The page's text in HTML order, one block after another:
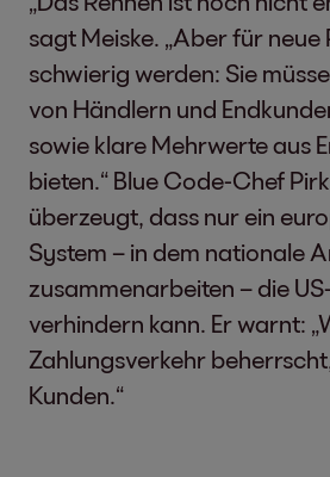
sagt Meiske. „Aber für
schwierig werden: Sie
von Händlern und
sowie klare Mehrwerte aus
bieten.“ Blue Code-Chef
überzeugt, dass nur ein
System – in dem nationale
zusammenarbeiten – die
verhindern kann. Er warnt:
Zahlungsverkehr
Kunden.“